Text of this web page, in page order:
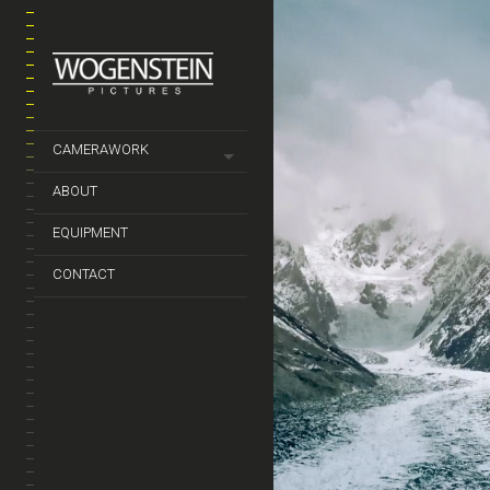
CAMERAWORK
ABOUT
EQUIPMENT
CONTACT